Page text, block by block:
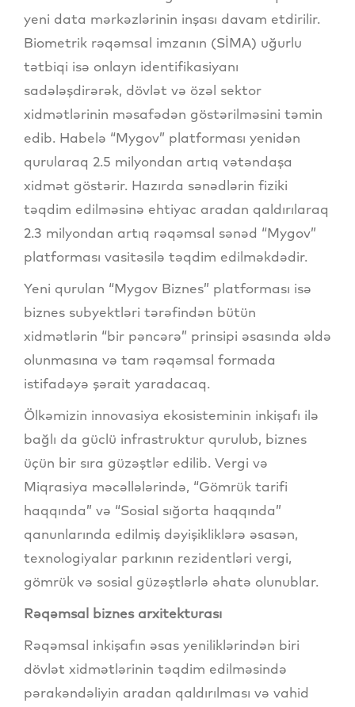
yeni data mərkəzlərinin inşası davam etdirilir.
Biometrik rəqəmsal imzanın (SİMA) uğurlu
tətbiqi isə onlayn identifikasiyanı
sadələşdirərək, dövlət və özəl sektor
xidmətlərinin məsafədən göstərilməsini təmin
edib. Habelə “Mygov” platforması yenidən
qurularaq 2.5 milyondan artıq vətəndaşa
xidmət göstərir. Hazırda sənədlərin fiziki
təqdim edilməsinə ehtiyac aradan qaldırılaraq
2.3 milyondan artıq rəqəmsal sənəd “Mygov”
platforması vasitəsilə təqdim edilməkdədir.
Yeni qurulan “Mygov Biznes” platforması isə
biznes subyektləri tərəfindən bütün
xidmətlərin “bir pəncərə” prinsipi əsasında əldə
olunmasına və tam rəqəmsal formada
istifadəyə şərait yaradacaq.
Ölkəmizin innovasiya ekosisteminin inkişafı ilə
bağlı da güclü infrastruktur qurulub, biznes
üçün bir sıra güzəştlər edilib. Vergi və
Miqrasiya məcəllələrində, “Gömrük tarifi
haqqında” və “Sosial sığorta haqqında”
qanunlarında edilmiş dəyişikliklərə əsasən,
texnologiyalar parkının rezidentləri vergi,
gömrük və sosial güzəştlərlə əhatə olunublar.
Rəqəmsal biznes arxitekturası
Rəqəmsal inkişafın əsas yeniliklərindən biri
dövlət xidmətlərinin təqdim edilməsində
pərakəndəliyin aradan qaldırılması və vahid